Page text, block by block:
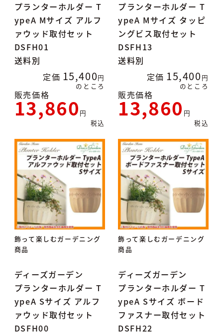
プランターホルダー T
ypeA Mサイズ アルフ
ァウッド取付セット
DSFH01
送料別
定価 15,400
のところ
販売価格
13,860
税込
プランターホルダー T
ypeA Mサイズ タッピ
ングビス取付セット
DSFH13
送料別
定価 15,400
のところ
販売価格
13,860
税込
飾って楽しむガーデニング
商品
ディーズガーデン
プランターホルダー T
ypeA Sサイズ アルフ
ァウッド取付セット
DSFH00
飾って楽しむガーデニング
商品
ディーズガーデン
プランターホルダー T
ypeA Sサイズ ボード
ファスナー取付セット
DSFH22